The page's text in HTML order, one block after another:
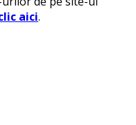
aici.